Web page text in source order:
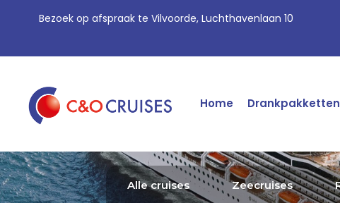
Bezoek op afspraak te Vilvoorde, Luchthavenlaan 10
Home Drankpakketten